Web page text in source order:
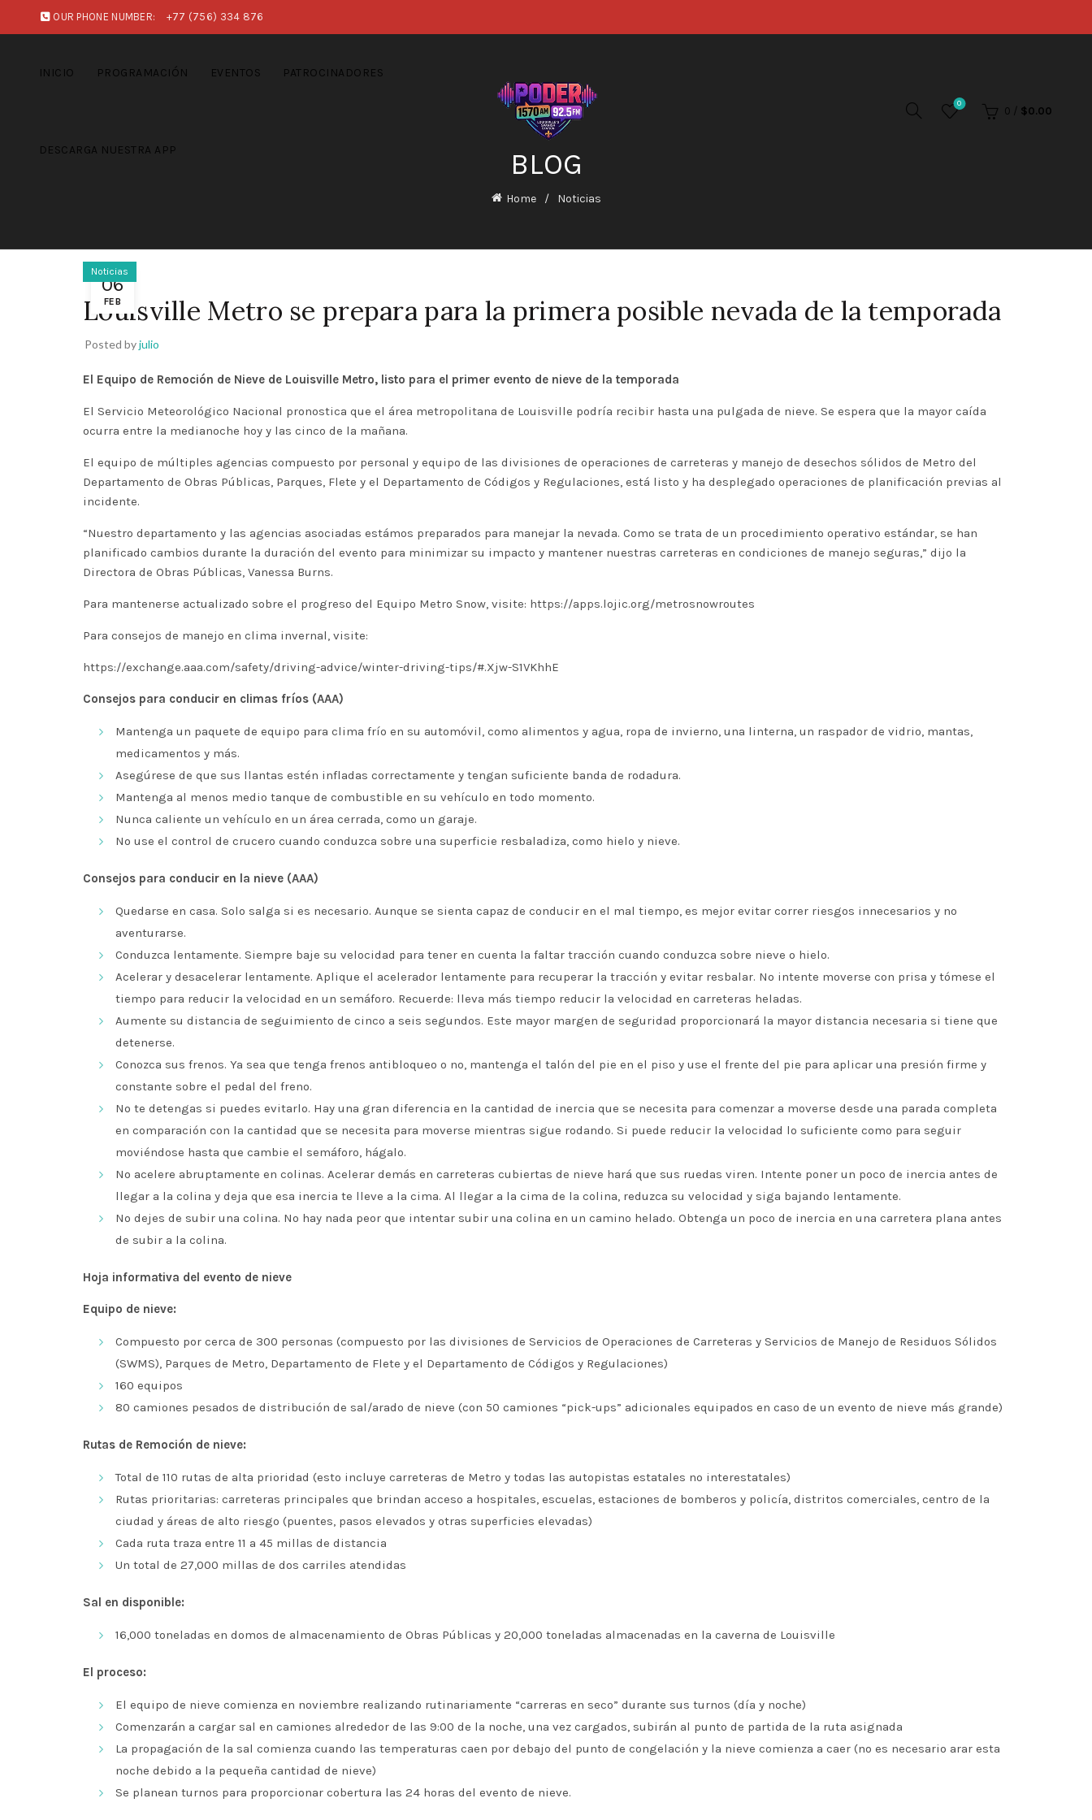
OUR PHONE NUMBER: +77 (756) 334 876
INICIO PROGRAMACIÓN EVENTOS PATROCINADORES
DESCARGA NUESTRA APP
0
0 / $0.00
BLOG
Home Noticias
06
FEB
Noticias
Louisville Metro se prepara para la primera posible nevada de la temporada
Posted byjulio
El Equipo de Remoción de Nieve de Louisville Metro, listo para el primer evento de nieve de la temporada
El Servicio Meteorológico Nacional pronostica que el área metropolitana de Louisville podría recibir hasta una pulgada de nieve. Se espera que la mayor caída
ocurra entre la medianoche hoy y las cinco de la mañana.
El equipo de múltiples agencias compuesto por personal y equipo de las divisiones de operaciones de carreteras y manejo de desechos sólidos de Metro del
Departamento de Obras Públicas, Parques, Flete y el Departamento de Códigos y Regulaciones, está listo y ha desplegado operaciones de planificación previas al
incidente.
“Nuestro departamento y las agencias asociadas estámos preparados para manejar la nevada. Como se trata de un procedimiento operativo estándar, se han
planificado cambios durante la duración del evento para minimizar su impacto y mantener nuestras carreteras en condiciones de manejo seguras,” dijo la
Directora de Obras Públicas, Vanessa Burns.
Para mantenerse actualizado sobre el progreso del Equipo Metro Snow, visite: https://apps.lojic.org/metrosnowroutes
Para consejos de manejo en clima invernal, visite:
https://exchange.aaa.com/safety/driving-advice/winter-driving-tips/#.Xjw-S1VKhhE
Consejos para conducir en climas fríos (AAA)
Mantenga un paquete de equipo para clima frío en su automóvil, como alimentos y agua, ropa de invierno, una linterna, un raspador de vidrio, mantas,
medicamentos y más.
Asegúrese de que sus llantas estén infladas correctamente y tengan suficiente banda de rodadura.
Mantenga al menos medio tanque de combustible en su vehículo en todo momento.
Nunca caliente un vehículo en un área cerrada, como un garaje.
No use el control de crucero cuando conduzca sobre una superficie resbaladiza, como hielo y nieve.
Consejos para conducir en la nieve (AAA)
Quedarse en casa. Solo salga si es necesario. Aunque se sienta capaz de conducir en el mal tiempo, es mejor evitar correr riesgos innecesarios y no
aventurarse.
Conduzca lentamente. Siempre baje su velocidad para tener en cuenta la faltar tracción cuando conduzca sobre nieve o hielo.
Acelerar y desacelerar lentamente. Aplique el acelerador lentamente para recuperar la tracción y evitar resbalar. No intente moverse con prisa y tómese el
tiempo para reducir la velocidad en un semáforo. Recuerde: lleva más tiempo reducir la velocidad en carreteras heladas.
Aumente su distancia de seguimiento de cinco a seis segundos. Este mayor margen de seguridad proporcionará la mayor distancia necesaria si tiene que
detenerse.
Conozca sus frenos. Ya sea que tenga frenos antibloqueo o no, mantenga el talón del pie en el piso y use el frente del pie para aplicar una presión firme y
constante sobre el pedal del freno.
No te detengas si puedes evitarlo. Hay una gran diferencia en la cantidad de inercia que se necesita para comenzar a moverse desde una parada completa
en comparación con la cantidad que se necesita para moverse mientras sigue rodando. Si puede reducir la velocidad lo suficiente como para seguir
moviéndose hasta que cambie el semáforo, hágalo.
No acelere abruptamente en colinas. Acelerar demás en carreteras cubiertas de nieve hará que sus ruedas viren. Intente poner un poco de inercia antes de
llegar a la colina y deja que esa inercia te lleve a la cima. Al llegar a la cima de la colina, reduzca su velocidad y siga bajando lentamente.
No dejes de subir una colina. No hay nada peor que intentar subir una colina en un camino helado. Obtenga un poco de inercia en una carretera plana antes
de subir a la colina.
Hoja informativa del evento de nieve
Equipo de nieve:
Compuesto por cerca de 300 personas (compuesto por las divisiones de Servicios de Operaciones de Carreteras y Servicios de Manejo de Residuos Sólidos
(SWMS), Parques de Metro, Departamento de Flete y el Departamento de Códigos y Regulaciones)
160 equipos
80 camiones pesados ​​de distribución de sal/arado de nieve (con 50 camiones “pick-ups” adicionales equipados en caso de un evento de nieve más grande)
Rutas de Remoción de nieve:
Total de 110 rutas de alta prioridad (esto incluye carreteras de Metro y todas las autopistas estatales no interestatales)
Rutas prioritarias: carreteras principales que brindan acceso a hospitales, escuelas, estaciones de bomberos y policía, distritos comerciales, centro de la
ciudad y áreas de alto riesgo (puentes, pasos elevados y otras superficies elevadas)
Cada ruta traza entre 11 a 45 millas de distancia
Un total de 27,000 millas de dos carriles atendidas
Sal en disponible:
16,000 toneladas en domos de almacenamiento de Obras Públicas y 20,000 toneladas almacenadas en la caverna de Louisville
El proceso:
El equipo de nieve comienza en noviembre realizando rutinariamente “carreras en seco” durante sus turnos (día y noche)
Comenzarán a cargar sal en camiones alrededor de las 9:00 de la noche, una vez cargados, subirán al punto de partida de la ruta asignada
La propagación de la sal comienza cuando las temperaturas caen por debajo del punto de congelación y la nieve comienza a caer (no es necesario arar esta
noche debido a la pequeña cantidad de nieve)
Se planean turnos para proporcionar cobertura las 24 horas del evento de nieve.